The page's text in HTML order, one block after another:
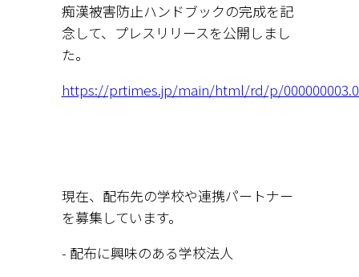
痴漢被害防止ハンドブックの完成を記
念して、プレスリリースを公開しまし
た。
https://prtimes.jp/main/html/rd/p/
現在、配布先の学校や連携パートナー
を募集しています。
- 配布に興味のある学校法人